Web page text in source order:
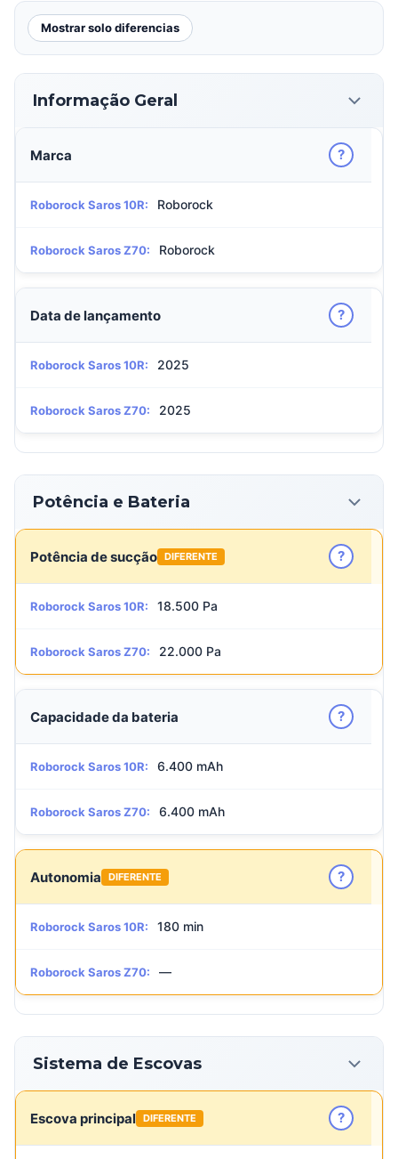
Mostrar solo diferencias
Informação Geral
Marca ?
Roborock Saros 10R: Roborock
Roborock Saros Z70: Roborock
Data de lançamento ?
Roborock Saros 10R: 2025
Roborock Saros Z70: 2025
Potência e Bateria
Potência de sucção DIFERENTE ?
Roborock Saros 10R: 18.500 Pa
Roborock Saros Z70: 22.000 Pa
Capacidade da bateria ?
Roborock Saros 10R: 6.400 mAh
Roborock Saros Z70: 6.400 mAh
Autonomia DIFERENTE ?
Roborock Saros 10R: 180 min
Roborock Saros Z70: —
Sistema de Escovas
Escova principal DIFERENTE ?